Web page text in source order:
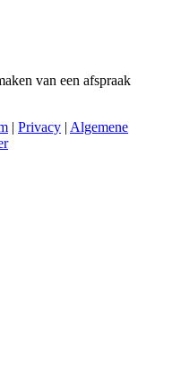
van een afspraak
| Privacy | Algemene